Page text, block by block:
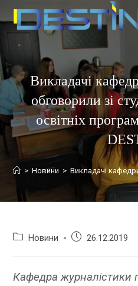
Викладачі
обговорили зі
освітніх
> Новини > Викладачі
Новини 26.12.2019
Кафедра журналістики